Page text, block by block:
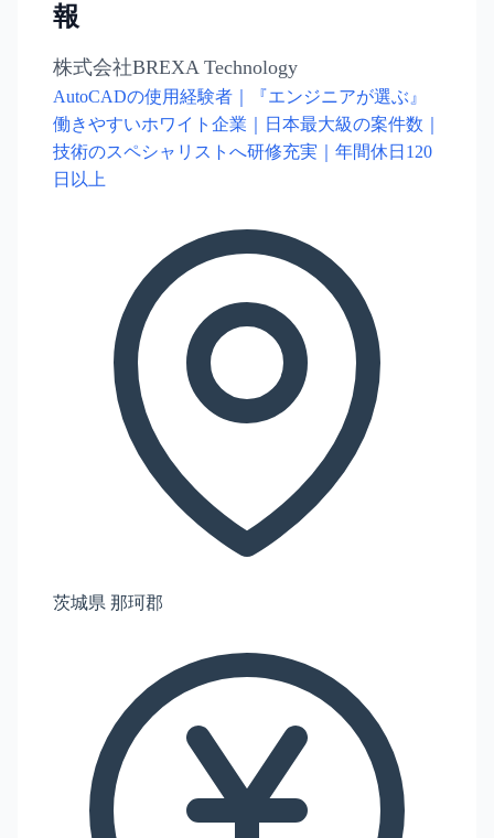
報
株式会社BREXA Technology
AutoCADの使用経験者｜『エンジニアが選ぶ』
働きやすいホワイト企業｜日本最大級の案件数｜
技術のスペシャリストへ研修充実｜年間休日120
日以上
茨城県 那珂郡